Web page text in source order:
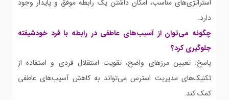
استراتژی‌های مناسب، امکان داشتن یک رابطه موفق و پایدار وجود
دارد.
چگونه می‌توان از آسیب‌های عاطفی در رابطه با فرد خودشیفته
جلوگیری کرد؟
پاسخ: تعیین مرزهای واضح، تقویت استقلال فردی و استفاده از
تکنیک‌های مدیریت استرس می‌تواند به کاهش آسیب‌های عاطفی
کمک کند.